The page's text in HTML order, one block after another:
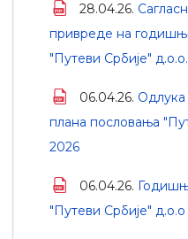
28.04.26.
привреде на
"Путеви Србије"
06.04.26. Одлука
плана пословања
2026
06.04.26.
"Путеви Србије"